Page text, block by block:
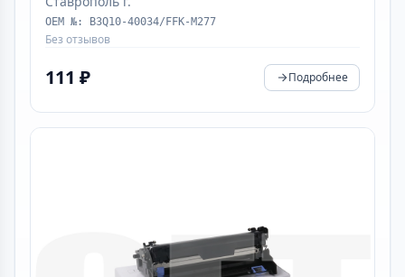
OEM №: В3Q10-40034/FFK-M277
Без отзывов
111 ₽ Подробнее